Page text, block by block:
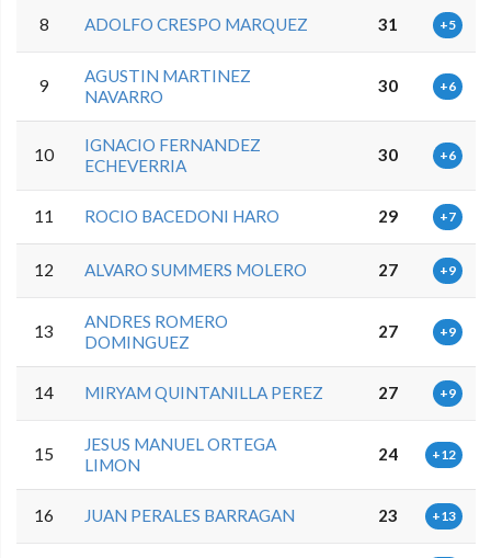
8 ADOLFO CRESPO MARQUEZ 31 +5
9
AGUSTIN MARTINEZ
NAVARRO
30 +6
10
IGNACIO FERNANDEZ
ECHEVERRIA
30 +6
11 ROCIO BACEDONI HARO 29 +7
12 ALVARO SUMMERS MOLERO 27 +9
13
ANDRES ROMERO
DOMINGUEZ
27 +9
14 MIRYAM QUINTANILLA PEREZ 27 +9
15
JESUS MANUEL ORTEGA
LIMON
24 +12
16 JUAN PERALES BARRAGAN 23 +13